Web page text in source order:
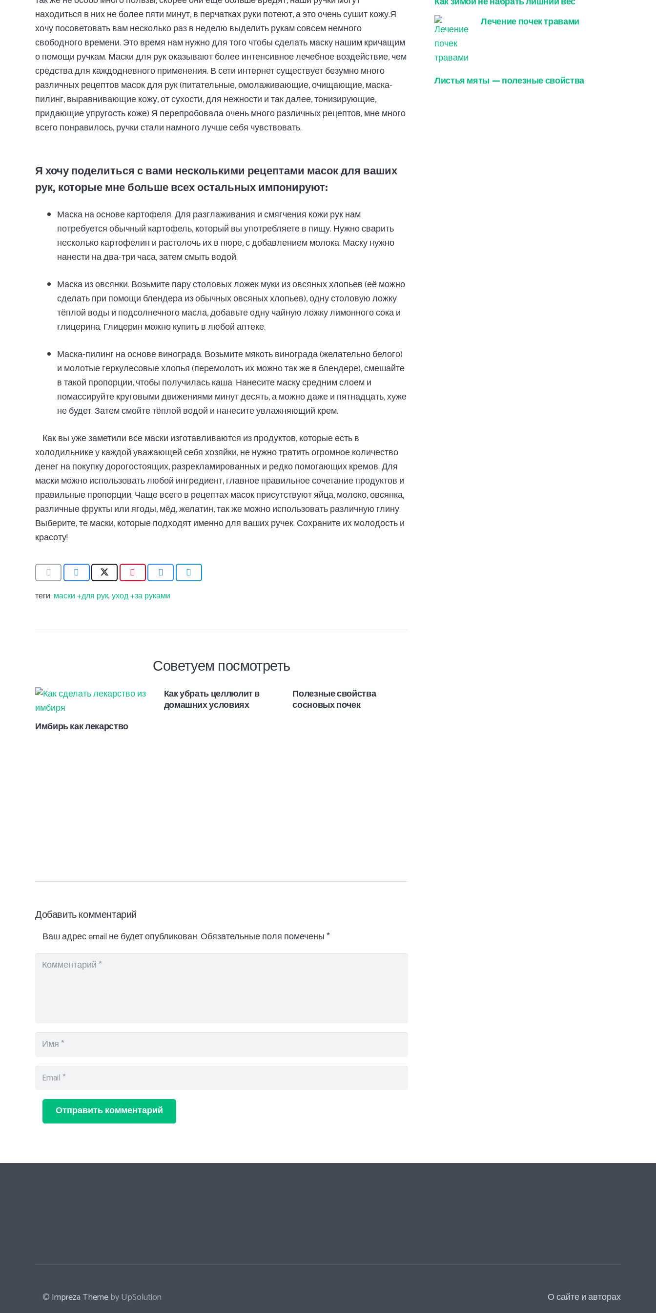
находиться в них не более пяти минут, в перчатках руки потеют, а это очень сушит кожу.Я
хочу посоветовать вам несколько раз в неделю выделить рукам совсем немного
свободного времени. Это время нам нужно для того чтобы сделать маску нашим кричащим
о помощи ручкам. Маски для рук оказывают более интенсивное лечебное воздействие, чем
средства для каждодневного применения. В сети интернет существует безумно много
различных рецептов масок для рук (питательные, омолаживающие, очищающие, маска-
пилинг, выравнивающие кожу, от сухости, для нежности и так далее, тонизирующие,
придающие упругость коже) Я перепробовала очень много различных рецептов, мне много
всего понравилось, ручки стали намного лучше себя чувствовать.
Я хочу поделиться с вами несколькими рецептами масок для ваших
рук, которые мне больше всех остальных импонируют:
Маска на основе картофеля. Для разглаживания и смягчения кожи рук нам
потребуется обычный картофель, который вы употребляете в пищу. Нужно сварить
несколько картофелин и растолочь их в пюре, с добавлением молока. Маску нужно
нанести на два-три часа, затем смыть водой.
Маска из овсянки. Возьмите пару столовых ложек муки из овсяных хлопьев (её можно
сделать при помощи блендера из обычных овсяных хлопьев), одну столовую ложку
тёплой воды и подсолнечного масла, добавьте одну чайную ложку лимонного сока и
глицерина. Глицерин можно купить в любой аптеке.
Маска-пилинг на основе винограда. Возьмите мякоть винограда (желательно белого)
и молотые геркулесовые хлопья (перемолоть их можно так же в блендере), смешайте
в такой пропорции, чтобы получилась каша. Нанесите маску средним слоем и
помассируйте круговыми движениями минут десять, а можно даже и пятнадцать, хуже
не будет. Затем смойте тёплой водой и нанесите увлажняющий крем.
Как вы уже заметили все маски изготавливаются из продуктов, которые есть в
холодильнике у каждой уважающей себя хозяйки, не нужно тратить огромное количество
денег на покупку дорогостоящих, разрекламированных и редко помогающих кремов. Для
маски можно использовать любой ингредиент, главное правильное сочетание продуктов и
правильные пропорции. Чаще всего в рецептах масок присутствуют яйца, молоко, овсянка,
различные фрукты или ягоды, мёд, желатин, так же можно использовать различную глину.
Выберите, те маски, которые подходят именно для ваших ручек. Сохраните их молодость и
красоту!
Лечение почек травами
Листья мяты — полезные свойства
теги: маски +для рук,уход +за руками
Советуем посмотреть
Имбирь как лекарство
Как убрать целлюлит в
домашних условиях
Полезные свойства
сосновых почек
Добавить комментарий
Ваш адрес email не будет опубликован. Обязательные поля помечены*
Отправить комментарий
© Impreza Themeby UpSolution О сайте и авторах